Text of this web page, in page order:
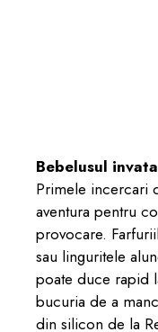
Bebelusul
Primele incercari
aventura pentru
provocare.
sau linguritele
poate duce rapid
bucuria de a
din silicon de la